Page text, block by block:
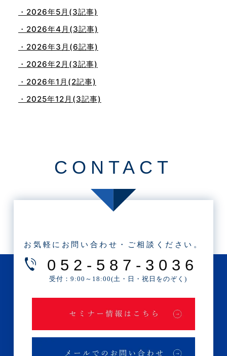
・2026年5月(3記事)
・2026年4月(3記事)
・2026年3月(6記事)
・2026年2月(3記事)
・2026年1月(2記事)
・2025年12月(3記事)
・2025年8月(2記事)
・2025年4月(1記事)
・2025年2月(3記事)
・2025年1月(1記事)
・2024年11月(2記事)
CONTACT
お気軽にお問い合わせ・ご相談ください。
052-587-3036
受付：9:00～18:00(土・日・祝日をのぞく)